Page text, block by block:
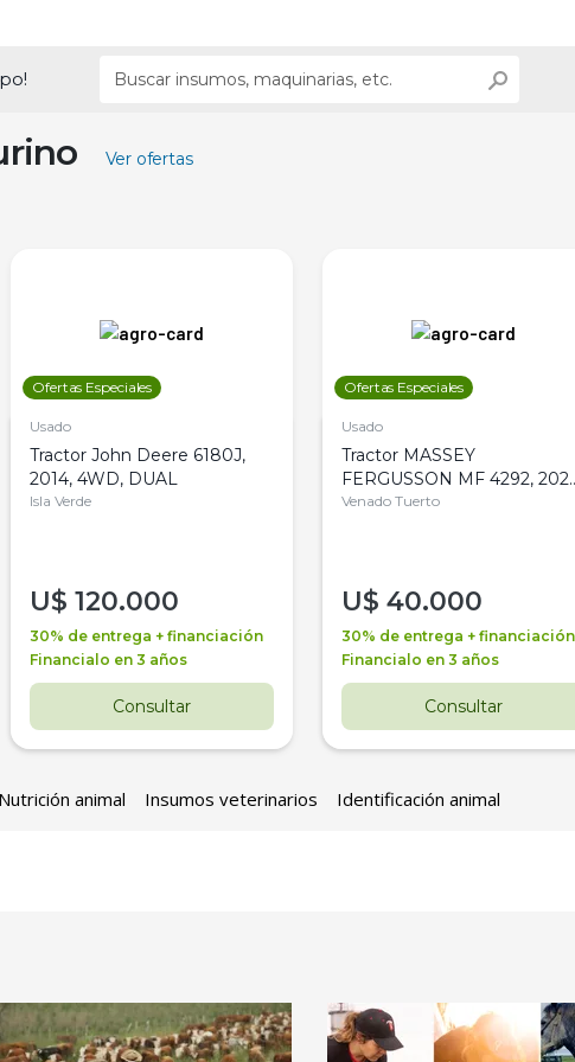
Ver ofertas
Ofertas Especiales
Usado
Tractor John Deere 6180J,
2014, 4WD, DUAL
Isla Verde
U$ 120.000
30% de entrega + financiación
Financialo en 3 años
Consultar
Ofertas Especiales
Usado
Tractor MASSEY
FERGUSSON MF 4292,
4WD, PATON
Venado Tuerto
U$ 40.000
30% de entrega + financiación
Financialo en 3 años
Consultar
Nutrición animal Insumos veterinarios Identificación animal